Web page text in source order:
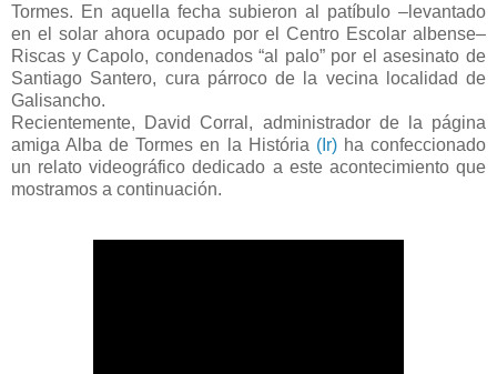
Tormes. En aquella fecha subieron al patíbulo –levantado
en el solar ahora ocupado por el Centro Escolar albense–
Riscas y Capolo, condenados “al palo” por el asesinato de
Santiago Santero, cura párroco de la vecina localidad de
Galisancho.
Recientemente, David Corral, administrador de la página
amiga Alba de Tormes en la História (Ir)ha confeccionado
un relato videográfico dedicado a este acontecimiento que
mostramos a continuación.